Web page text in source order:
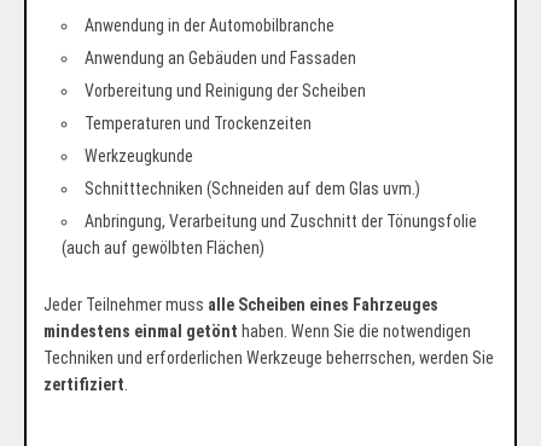
Anwendung in der Automobilbranche
Anwendung an Gebäuden und Fassaden
Vorbereitung und Reinigung der Scheiben
Temperaturen und Trockenzeiten
Werkzeugkunde
Schnitttechniken (Schneiden auf dem Glas uvm.)
Anbringung, Verarbeitung und Zuschnitt der Tönungsfolie
(auch auf gewölbten Flächen)
Jeder Teilnehmer muss alle Scheiben eines Fahrzeuges
mindestens einmal getönt haben. Wenn Sie die notwendigen
Techniken und erforderlichen Werkzeuge beherrschen, werden Sie
zertifiziert